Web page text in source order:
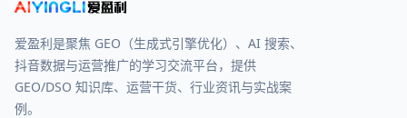
爱盈利是聚焦 GEO（生成式引擎优化）、AI 搜索、
抖音数据与运营推广的学习交流平台，提供
GEO/DSO 知识库、运营干货、行业资讯与实战案
例。